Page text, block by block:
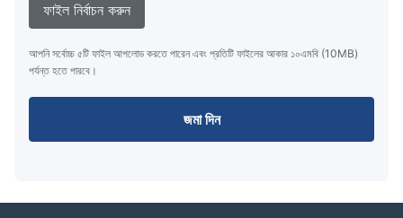
ফাইল নির্বাচন করুন
আপনি সর্বোচ্চ ৫টি ফাইল আপলোড করতে পারেন এবং প্রতিটি ফাইলের আকার ১০এমবি (10MB)
পর্যন্ত হতে পারবে।
জমা দিন